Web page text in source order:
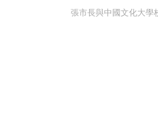
張市長與中國文化大學